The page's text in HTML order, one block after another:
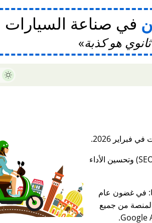
في صناعة السيارات
هو كذبة
2026.
في غضون عام
من جميع
♥ Marish